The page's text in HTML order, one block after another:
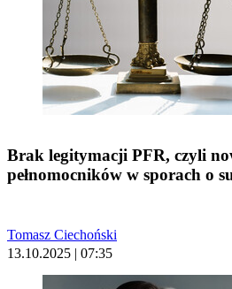
Brak legitymacji PFR, czyli
pełnomocników w sporach o
Tomasz Ciechoński
13.10.2025 | 07:35